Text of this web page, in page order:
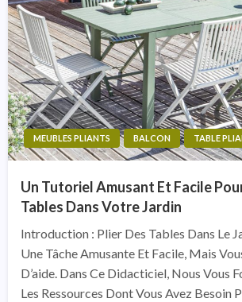
MEUBLES PLIANTS BALCON TABLE
Un Tutoriel Amusant Et Facile
Tables Dans Votre Jardin
Introduction : Plier Des Tables Dans Le
Une Tâche Amusante Et Facile, Mais
D’aide. Dans Ce Didacticiel, Nous Vous
Les Ressources Dont Vous Avez Besoin